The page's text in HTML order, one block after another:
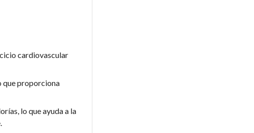
cardiovascular
que proporciona
lo que ayuda a la